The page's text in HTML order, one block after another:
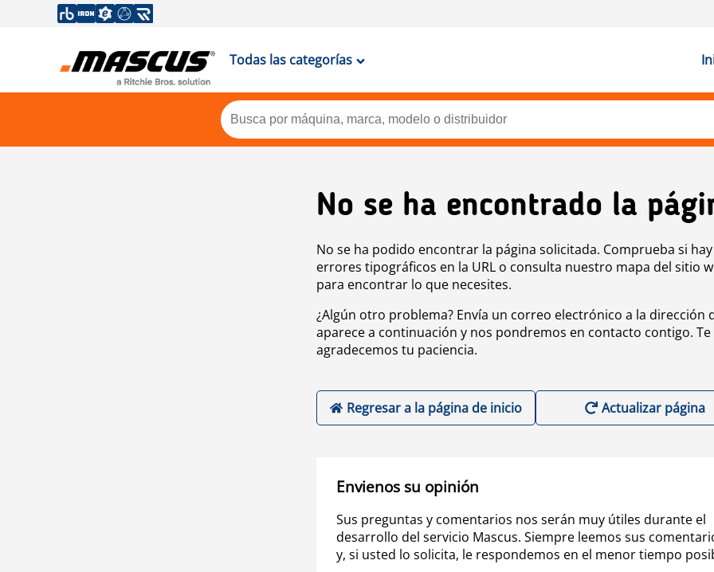
Todas las categorías
No se ha encontrado la
No se ha podido encontrar la página solicitada. Comprueba si hay
errores tipográficos en la URL o consulta nuestro mapa del sitio
para encontrar lo que necesites.
¿Algún otro problema? Envía un correo electrónico a la dirección
aparece a continuación y nos pondremos en contacto contigo. Te
agradecemos tu paciencia.
Regresar a la página de inicio Actualizar página
Envienos su opinión
Sus preguntas y comentarios nos serán muy útiles durante el
desarrollo del servicio Mascus. Siempre leemos sus
y, si usted lo solicita, le respondemos en el menor tiempo